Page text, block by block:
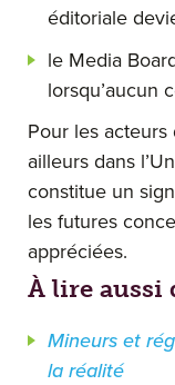
éditoriale
le Media
lorsqu’aucun
Pour les
ailleurs dans
constitue un
les futures
appréciées.
À lire aussi
Mineurs et
la réalité